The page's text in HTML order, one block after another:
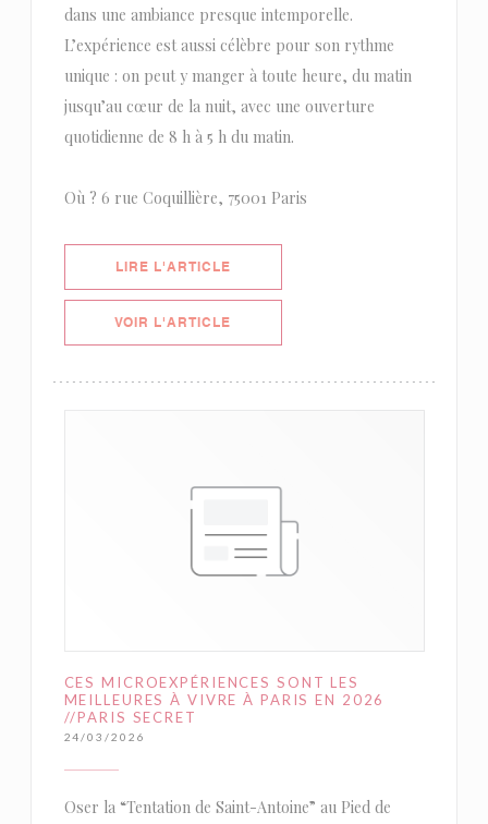
dans une ambiance presque intemporelle.
L’expérience est aussi célèbre pour son rythme
unique : on peut y manger à toute heure, du matin
jusqu’au cœur de la nuit, avec une ouverture
quotidienne de 8 h à 5 h du matin.
Où ? 6 rue Coquillière, 75001 Paris
LIRE L'ARTICLE((OUVRE UNE NOUVELLE
VOIR L'ARTICLE
CES MICROEXPÉRIENCES SONT LES
MEILLEURES À VIVRE À PARIS EN 2026
//PARIS SECRET
24/03/2026
Oser la “Tentation de Saint-Antoine” au Pied de